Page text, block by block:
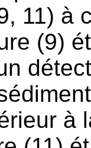
11) à
(9)
à